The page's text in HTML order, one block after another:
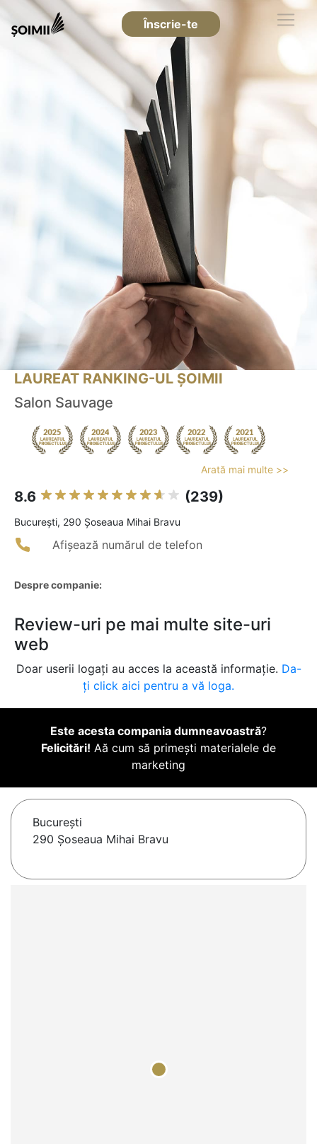
Înscrie-te
LAUREAT RANKING-UL ȘOIMII
Salon Sauvage
Arată mai multe >>
8.6 (239)
Bucureşti, 290 Șoseaua Mihai Bravu
Afișează numărul de telefon
Despre companie:
Review-uri pe mai multe site-uri
web
Doar userii logați au acces la această informație. Da-
ți click aici pentru a vă loga.
Este acesta compania dumneavoastră?
Felicitări! Aă cum să primești materialele de
marketing
Bucureşti
290 Șoseaua Mihai Bravu